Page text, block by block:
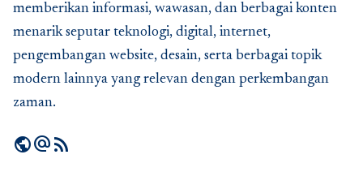
memberikan informasi, wawasan, dan berbagai konten
menarik seputar teknologi, digital, internet,
pengembangan website, desain, serta berbagai topik
modern lainnya yang relevan dengan perkembangan
zaman.
publicalternate_emailrss_feed